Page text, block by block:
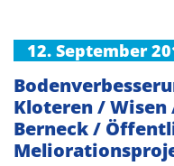
12. September
Kloteren / Wisen
Berneck /